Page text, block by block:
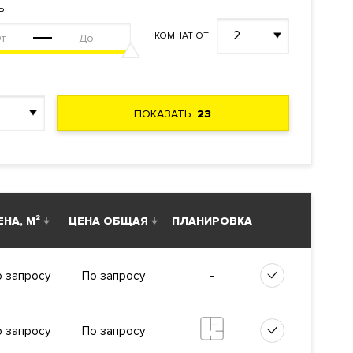
КОМНАТ ОТ 2
ПОКАЗАТЬ 23
М² ЦЕНА ОБЩАЯ ПЛАНИРОВКА
запросу По запросу -
запросу По запросу